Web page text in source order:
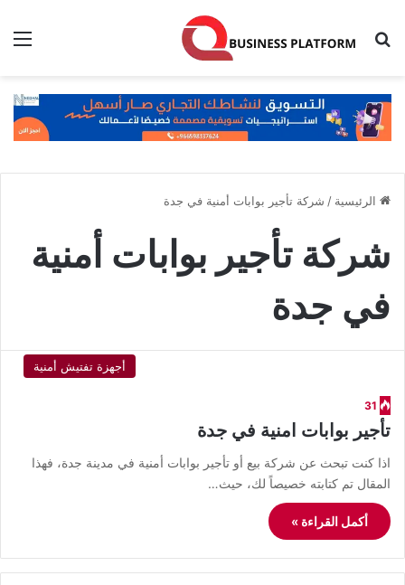
بحث عن
الرئيسية / شركة تأجير بوابات أمنية في جدة
شركة تأجير بوابات أمنية
في جدة
أجهزة تفتيش أمنية
31
تأجير بوابات امنية في جدة
اذا كنت تبحث عن شركة بيع أو تأجير بوابات أمنية في مدينة جدة، فهذا
المقال تم كتابته خصيصاً لك، حيث…
أكمل القراءة »